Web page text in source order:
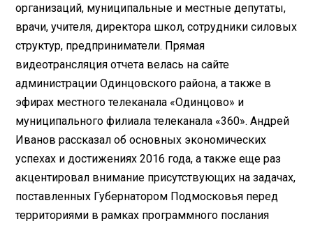
организаций, муниципальные и местные депутаты,
врачи, учителя, директора школ, сотрудники силовых
структур, предприниматели. Прямая
видеотрансляция отчета велась на сайте
администрации Одинцовского района, а также в
эфирах местного телеканала «Одинцово» и
муниципального филиала телеканала «360». Андрей
Иванов рассказал об основных экономических
успехах и достижениях 2016 года, а также еще раз
акцентировал внимание присутствующих на задачах,
поставленных Губернатором Подмосковья перед
территориями в рамках программного послания